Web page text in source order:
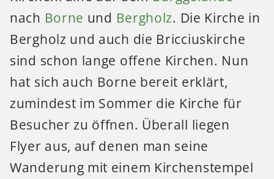
nach Borne und Bergholz. Die Kirche in
Bergholz und auch die Bricciuskirche
sind schon lange offene Kirchen. Nun
hat sich auch Borne bereit erklärt,
zumindest im Sommer die Kirche für
Besucher zu öffnen. Überall liegen
Flyer aus, auf denen man seine
Wanderung mit einem Kirchenstempel